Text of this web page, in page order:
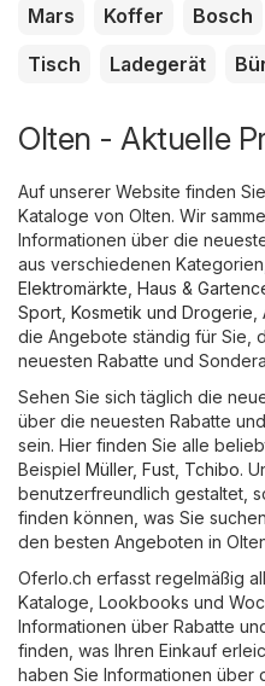
Mars Koffer Bosch
Tisch
Ladegerät
Olten - Aktuelle
Auf unserer Website finden
Kataloge von Olten. Wir
Informationen über die
aus verschiedenen
Elektromärkte Haus &
Sport Kosmetik und Drogerie
die Angebote ständig für Sie,
neuesten Rabatte und
Sehen Sie sich täglich die
über die neuesten Rabatte
sein. Hier finden Sie alle
Beispiel Müller, Fust Tchibo.
benutzerfreundlich gestaltet,
finden können, was Sie
den besten Angeboten in
Oferlo.ch erfasst regelmäßig
Kataloge, Lookbooks und
Informationen über Rabatte
finden, was Ihren Einkauf
haben Sie Informationen über